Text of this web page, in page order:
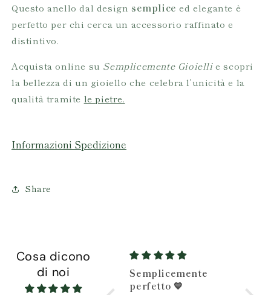
Questo anello dal design semplice ed elegante è
perfetto per chi cerca un accessorio raffinato e
distintivo.
Acquista online su Semplicemente Gioiellie scopri
la bellezza di un gioiello che celebra l’unicità e la
qualità tramite le pietre.
Informazioni Spedizione
Share
Cosa dicono
di noi
Semplicemente
perfetto 💙
Gioiello stupendo e
Gioiello stupendo e